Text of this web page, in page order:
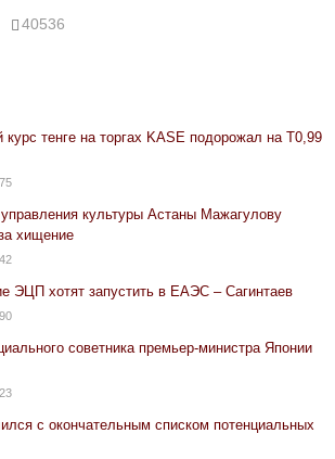
40536
тенге на торгах KASE подорожал на Т0,99
культуры Астаны Мажагулову
хищение
ЭЦП хотят запустить в ЕАЭС – Сагинтаев
советника премьер-министра Японии
с окончательным списком потенциальных